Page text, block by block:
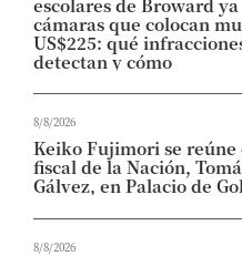
escolares de Broward
cámaras que colocan
US$225: qué
detectan y cómo
8/8/2026
Keiko Fujimori se reúne
fiscal de la Nación,
Gálvez, en Palacio de
8/8/2026